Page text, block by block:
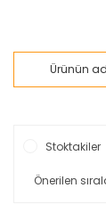
Stoktakiler